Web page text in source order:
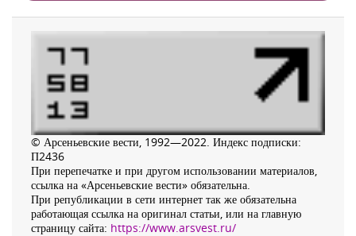
© Арсеньевские вести, 1992—2022. Индекс подписки:
П2436
При перепечатке и при другом использовании материалов,
ссылка на «Арсеньевские вести» обязательна.
При републикации в сети интернет так же обязательна
работающая ссылка на оригинал статьи, или на главную
страницу сайта: https://www.arsvest.ru/